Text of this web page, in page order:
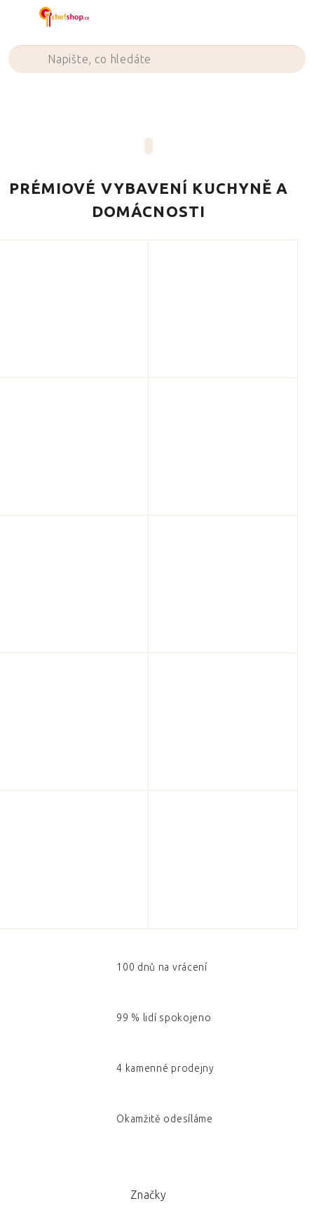
PRÉMIOVÉ VYBAVENÍ KUCHYNĚ A
DOMÁCNOSTI
100 dnů na vrácení
99 % lidí spokojeno
4 kamenné prodejny
Okamžitě odesíláme
Značky